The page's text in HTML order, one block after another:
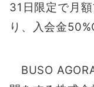
31日限定で月
り、入会金
BUSO